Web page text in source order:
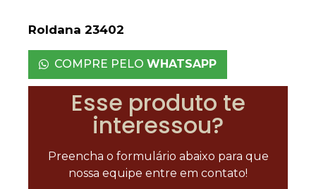
Roldana 23402
COMPRE PELO WHATSAPP
Esse produto te
interessou?
Preencha o formulário abaixo para que
nossa equipe entre em contato!